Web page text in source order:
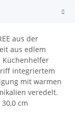
aus der
aus edlem
Küchenhelfer
integriertem
mit warmen
veredelt.
cm